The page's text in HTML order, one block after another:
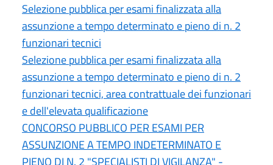
Selezione pubblica per esami finalizzata alla
assunzione a tempo determinato e pieno di n. 2
funzionari tecnici
Selezione pubblica per esami finalizzata alla
assunzione a tempo determinato e pieno di n. 2
funzionari tecnici, area contrattuale dei funzionari
e dell'elevata qualificazione
CONCORSO PUBBLICO PER ESAMI PER
ASSUNZIONE A TEMPO INDETERMINATO E
PIENO DI N. 2 "SPECIALISTI DI VIGILANZA" -